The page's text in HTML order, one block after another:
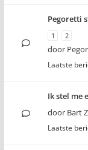
Pegoretti
1 2
door
Laatste
Ik stel me
door Bart
Laatste